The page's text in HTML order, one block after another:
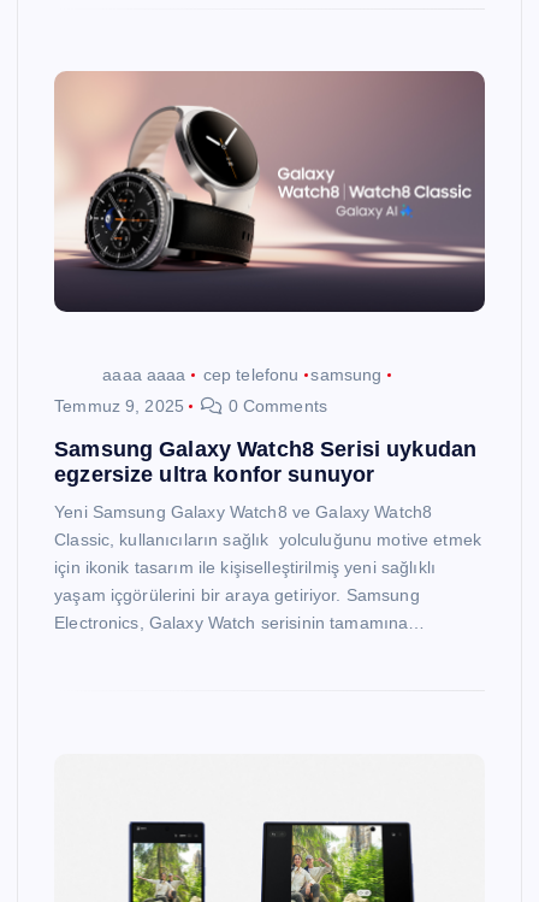
aaaa aaaa cep telefonu
samsung
Temmuz 9, 2025
0 Comments
Samsung Galaxy Watch8 Serisi uykudan
egzersize ultra konfor sunuyor
Yeni Samsung Galaxy Watch8 ve Galaxy Watch8
Classic, kullanıcıların sağlık yolculuğunu motive etmek
için ikonik tasarım ile kişiselleştirilmiş yeni sağlıklı
yaşam içgörülerini bir araya getiriyor. Samsung
Electronics, Galaxy Watch serisinin tamamına…